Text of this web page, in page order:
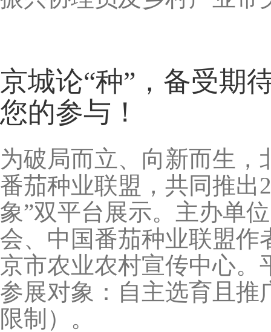
京城论“种”，备受期
您的参与！
为破局而立、向新而生
番茄种业联盟，共同推
象”双平台展示。主办单
会、中国番茄种业联盟作
京市农业农村宣传中心
参展对象：自主选育且推
限制）。